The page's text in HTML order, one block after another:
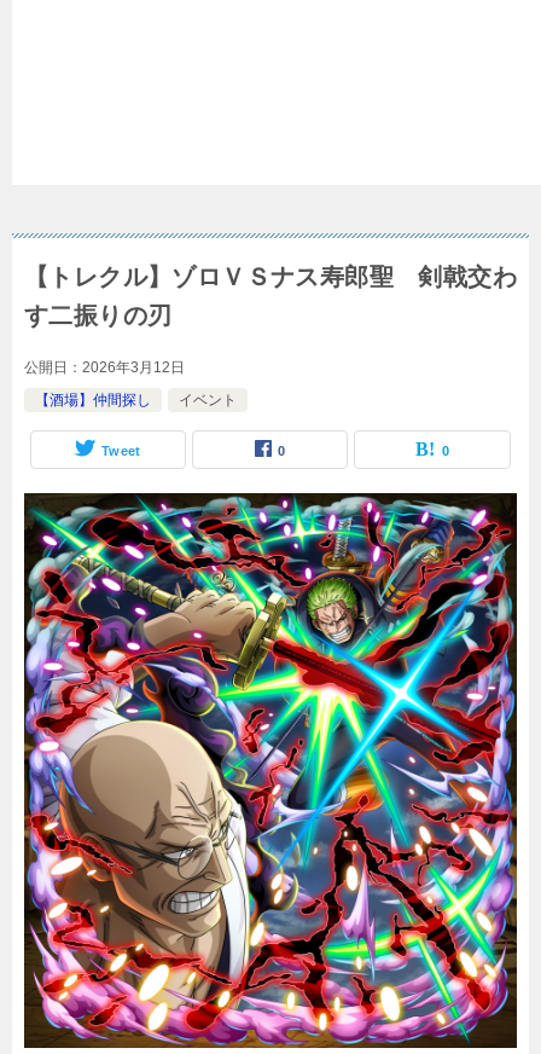
【トレクル】ゾロＶＳナス寿郎聖 剣戟交わ
す二振りの刃
公開日： 2026年3月12日
【酒場】仲間探し
イベント
Tweet 0 0